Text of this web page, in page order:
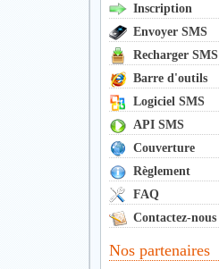
Inscription
Envoyer SMS
Recharger SMS
Barre d'outils
Logiciel SMS
API SMS
Couverture
Règlement
FAQ
Contactez-nous
Nos partenaires